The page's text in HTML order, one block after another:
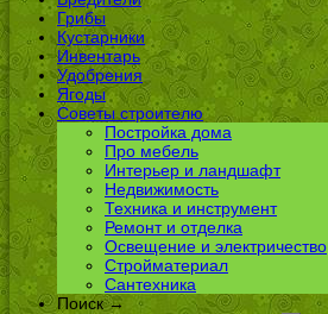
Грибы
Кустарники
Инвентарь
Удобрения
Ягоды
Советы строителю
Постройка дома
Про мебель
Интерьер и ландшафт
Недвижимость
Техника и инструмент
Ремонт и отделка
Освещение и электричество
Стройматериал
Сантехника
Поиск →